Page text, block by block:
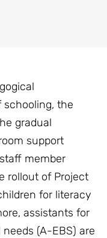
the
gradual
support
member
rollout of Project
for literacy
assistants for
(A-EBS) are